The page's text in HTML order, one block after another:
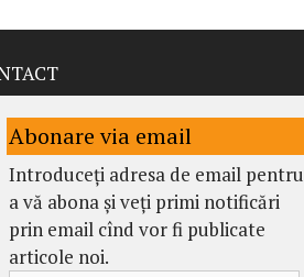
Abonare via email
Introduceți adresa de email pentru
a vă abona și veți primi notificări
prin email cînd vor fi publicate
articole noi.